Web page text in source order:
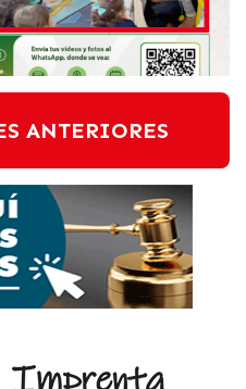
ANTERIORES